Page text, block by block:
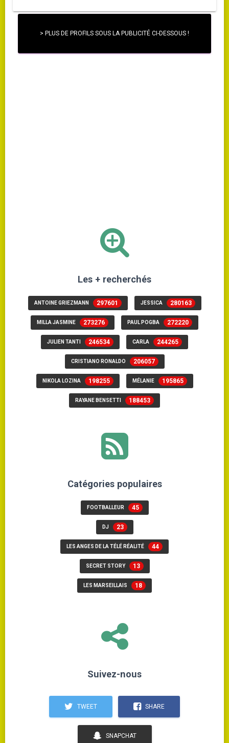
> PLUS DE PROFILS SOUS LA PUBLICITÉ CI-DESSOUS !
Les + recherchés
ANTOINE GRIEZMANN 297601 JESSICA 280163
MILLA JASMINE 273276 PAUL POGBA 272220
JULIEN TANTI 246534 CARLA 244265
CRISTIANO RONALDO 206057
NIKOLA LOZINA 198255 MÉLANIE 195865
RAYANE BENSETTI 188453
Catégories populaires
FOOTBALLEUR 45
DJ 23
LES ANGES DE LA TÉLÉ RÉALITÉ 44
SECRET STORY 13
LES MARSEILLAIS 18
Suivez-nous
TWEET SHARE
SNAPCHAT